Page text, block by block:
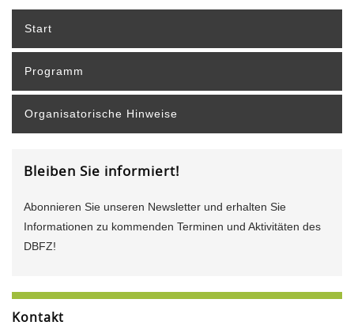
Start
Programm
Organisatorische Hinweise
Bleiben Sie informiert!
Abonnieren Sie unseren Newsletter und erhalten Sie
Informationen zu kommenden Terminen und Aktivitäten des
DBFZ!
Kontakt